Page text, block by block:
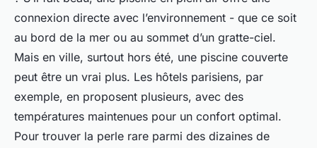
connexion directe avec l’environnement - que ce soit
au bord de la mer ou au sommet d’un gratte-ciel.
Mais en ville, surtout hors été, une piscine couverte
peut être un vrai plus. Les hôtels parisiens, par
exemple, en proposent plusieurs, avec des
températures maintenues pour un confort optimal.
Pour trouver la perle rare parmi des dizaines de